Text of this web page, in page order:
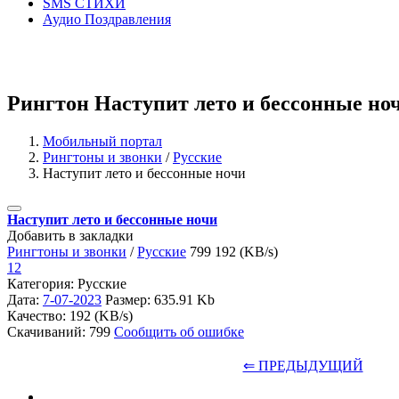
SMS СТИХИ
Аудио Поздравления
Рингтон Наступит лето и бессонные
Мобильный портал
Рингтоны и звонки /Русские
Наступит лето и бессонные ночи
Наступит лето и бессонные ночи
Добавить в закладки
Рингтоны и звонки /Русские 799 192 (KB/s)
12
Категория: Русские
Дата: 7-07-2023 Размер: 635.91 Kb
Качество: 192 (KB/s)
Скачиваний: 799 Сообщить об ошибке
⇐ ПРЕДЫДУЩИЙ